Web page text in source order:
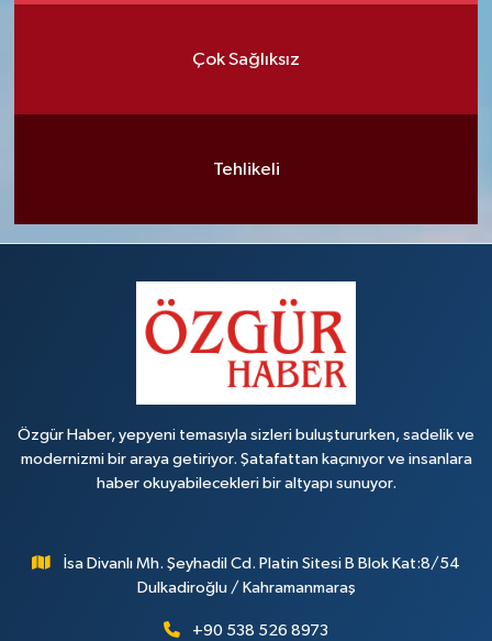
Çok Sağlıksız
Tehlikeli
Özgür Haber, yepyeni temasıyla sizleri buluştururken, sadelik ve
modernizmi bir araya getiriyor. Şatafattan kaçınıyor ve insanlara
haber okuyabilecekleri bir altyapı sunuyor.
İsa Divanlı Mh. Şeyhadil Cd. Platin Sitesi B Blok Kat:8/54
Dulkadiroğlu / Kahramanmaraş
+90 538 526 8973